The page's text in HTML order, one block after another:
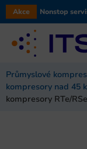
Akce Nonstop
Průmyslové
kompresory nad 45
kompresory RTe/